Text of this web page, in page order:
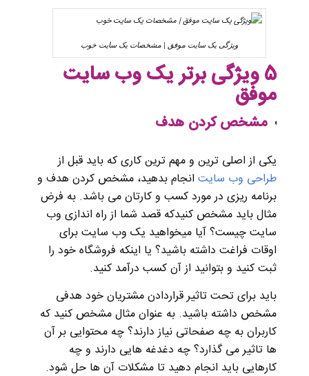
ویژگی یک سایت موفق | مشخصات یک سایت خوب
5 ویژگی برتر یک وب سایت
موفق
مشخص کردن هدف
یکی از اصلی ترین و مهم ترین کاری که باید قبل از
طراحی وب سایت انجام بدهید، مشخص کردن هدف و
برنامه ریزی در مورد کسب و کارتان می باشد. به فرض
مثال باید مشخص کنیدکه قصد شما از راه اندازی وب
سایت چیست؟ آیا میخواهید یک وب سایت برای
اوقات فراغت داشته باشید؟ یا اینکه فروشگاه خود را
ثبت کنید و بتوانید از آن کسب درآمد کنید.
باید برای تحت تاثیر قراردادن مشتریان خود هدفی
مشخص داشته باشید. به عنوان مثال مشخص کنید که
کاربران به چه صفحاتی نیاز دارند؟ چه محتوایی بر آن
ها تاثیر می گذارد؟ چه دغدغه هایی دارند و چه
کارهایی باید انجام دهید تا مشکلات آن ها حل شود.